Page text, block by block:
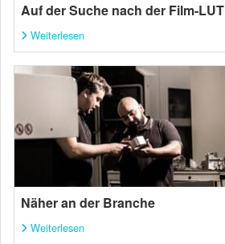
Auf der Suche nach der Film-LUT
Weiterlesen
Näher an der Branche
Weiterlesen